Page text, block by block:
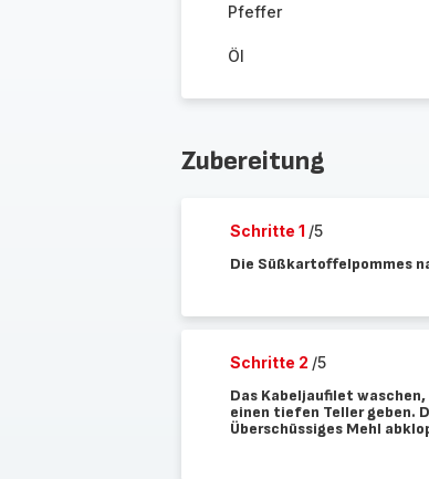
Pfeffer
Öl
Zubereitung
Schritte 1 /5
Die Süßkartoffelpommes
Schritte 2 /5
Das Kabeljaufilet
einen tiefen Teller geben.
Überschüssiges Mehl